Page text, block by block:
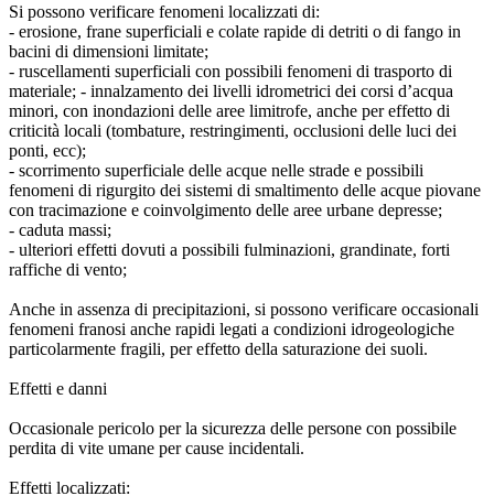
Si possono verificare fenomeni localizzati di:
- erosione, frane superficiali e colate rapide di detriti o di fango in
bacini di dimensioni limitate;
- ruscellamenti superficiali con possibili fenomeni di trasporto di
materiale; - innalzamento dei livelli idrometrici dei corsi d’acqua
minori, con inondazioni delle aree limitrofe, anche per effetto di
criticità locali (tombature, restringimenti, occlusioni delle luci dei
ponti, ecc);
- scorrimento superficiale delle acque nelle strade e possibili
fenomeni di rigurgito dei sistemi di smaltimento delle acque piovane
con tracimazione e coinvolgimento delle aree urbane depresse;
- caduta massi;
- ulteriori effetti dovuti a possibili fulminazioni, grandinate, forti
raffiche di vento;
Anche in assenza di precipitazioni, si possono verificare occasionali
fenomeni franosi anche rapidi legati a condizioni idrogeologiche
particolarmente fragili, per effetto della saturazione dei suoli.
Effetti e danni
Occasionale pericolo per la sicurezza delle persone con possibile
perdita di vite umane per cause incidentali.
Effetti localizzati: